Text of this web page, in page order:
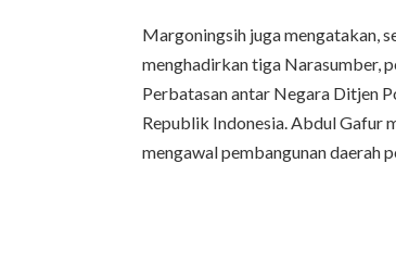
Margoningsih juga mengatakan,
menghadirkan tiga Narasumber,
Perbatasan antar Negara Ditjen
Republik Indonesia. Abdul Gafur
mengawal pembangunan daerah